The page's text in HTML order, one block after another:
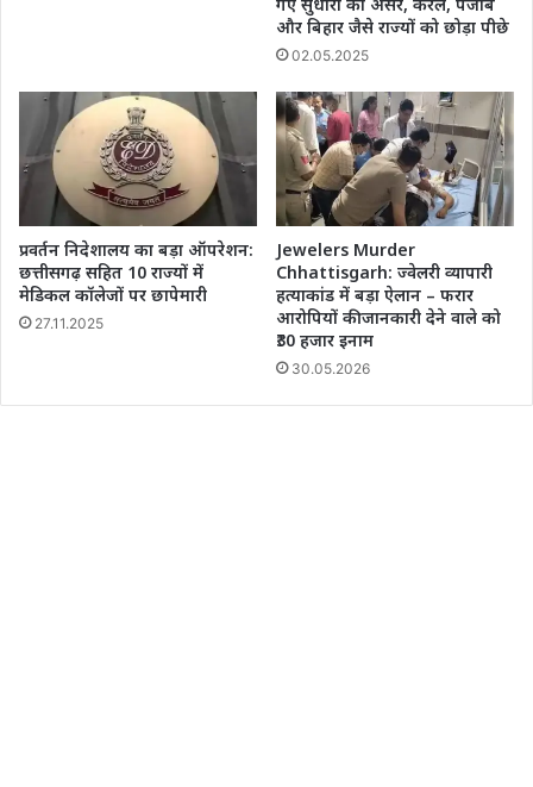
और बिहार जैसे राज्यों को छोड़ा पीछे
02.05.2025
प्रवर्तन निदेशालय का बड़ा ऑपरेशन:
छत्तीसगढ़ सहित 10 राज्यों में
मेडिकल कॉलेजों पर छापेमारी
27.11.2025
Jewelers Murder
Chhattisgarh: ज्वेलरी व्यापारी
हत्याकांड में बड़ा ऐलान – फरार
आरोपियों की जानकारी देने वाले को
₹30 हजार इनाम
30.05.2026